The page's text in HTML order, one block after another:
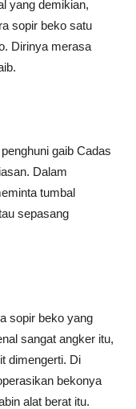
yang demikian,
sopir beko satu
Dirinya merasa
gaib Cadas
Dalam
tumbal
sepasang
sopir beko yang
sangat angker itu,
dimengerti. Di
bekonya
alat berat itu.